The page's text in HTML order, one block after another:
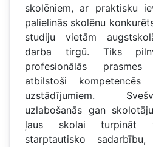
skolēniem, ar praktisku
palielinās skolēnu
studiju vietām
darba tirgū. Tiks
profesionālās
atbilstoši kompetencēs
uzstādījumiem.
uzlabošanās gan
ļaus skolai turpināt
starptautisko